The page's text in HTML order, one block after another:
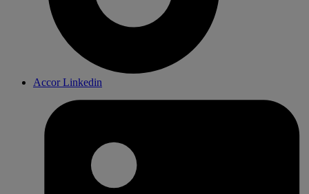
Accor Linkedin